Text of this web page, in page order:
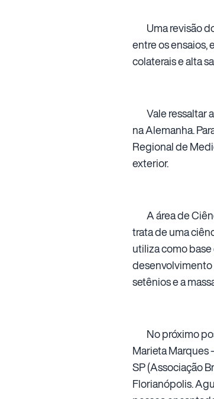
Uma revisão
entre os ensaios,
colaterais e alta
Vale ressaltar
na Alemanha.
Regional de
exterior.
A área de
trata de uma
utiliza como
desenvolvimento
setênios e a
No próximo
Marieta Marques
SP (Associação
Florianópolis.